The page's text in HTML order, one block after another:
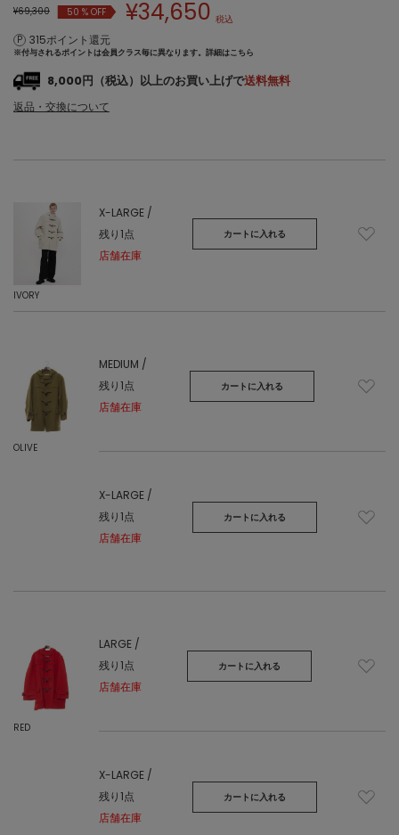
¥69,300 50% OFF ¥34,650 税込
315ポイント還元
※付与されるポイントは会員クラス毎に異なります。 詳細はこちら
8,000円（税込）以上のお買い上げで送料無料
返品・交換について
IVORY
X-LARGE /
残り1点
店舗在庫
カートに入れる
OLIVE
MEDIUM /
残り1点
店舗在庫
カートに入れる
X-LARGE /
残り1点
店舗在庫
カートに入れる
RED
LARGE /
残り1点
店舗在庫
カートに入れる
X-LARGE /
残り1点
店舗在庫
カートに入れる